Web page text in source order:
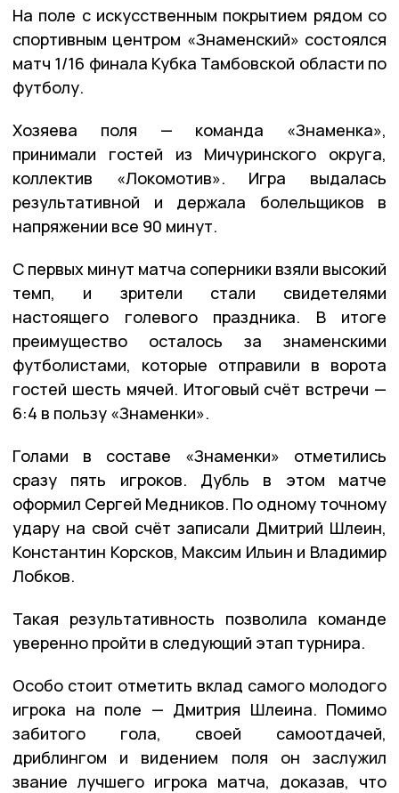
На поле с искусственным покрытием рядом со
спортивным центром «Знаменский» состоялся
матч 1/16 финала Кубка Тамбовской области по
футболу.
Хозяева поля — команда «Знаменка»,
принимали гостей из Мичуринского округа,
коллектив «Локомотив». Игра выдалась
результативной и держала болельщиков в
напряжении все 90 минут.
С первых минут матча соперники взяли высокий
темп, и зрители стали свидетелями
настоящего голевого праздника. В итоге
преимущество осталось за знаменскими
футболистами, которые отправили в ворота
гостей шесть мячей. Итоговый счёт встречи —
6:4 в пользу «Знаменки».
Голами в составе «Знаменки» отметились
сразу пять игроков. Дубль в этом матче
оформил Сергей Медников. По одному точному
удару на свой счёт записали Дмитрий Шлеин,
Константин Корсков, Максим Ильин и Владимир
Лобков.
Такая результативность позволила команде
уверенно пройти в следующий этап турнира.
Особо стоит отметить вклад самого молодого
игрока на поле — Дмитрия Шлеина. Помимо
забитого гола, своей самоотдачей,
дриблингом и видением поля он заслужил
звание лучшего игрока матча, доказав, что